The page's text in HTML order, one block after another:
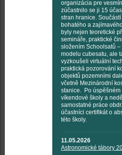
organizácia pre
zúčastnilo se ji 15
stran hranice.
bohatého a
byly nejen teoretické
semináře, praktické
složením Schoolsatů
modelu cubesatu, ale
vyzkoušeli virtuální
praktická pozorování
objektů pozemními
včetně Mezinárodní
stanice. Po
víkendové školy a
samostatné práce
účastníci certifikát o
této školy.
11.05.2026
Astronomické tábory